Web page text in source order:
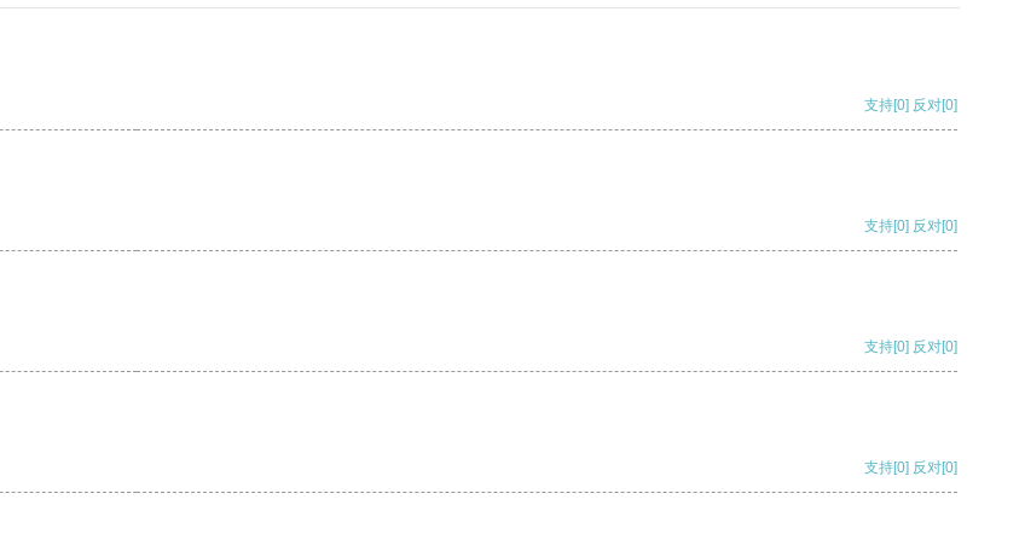
支持[0] 反对[0]
支持[0] 反对[0]
支持[0] 反对[0]
支持[0] 反对[0]